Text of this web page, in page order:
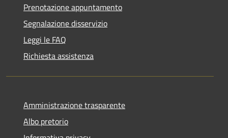
Prenotazione appuntamento
Segnalazione disservizio
Leggi le FAQ
Richiesta assistenza
Amministrazione trasparente
Albo pretorio